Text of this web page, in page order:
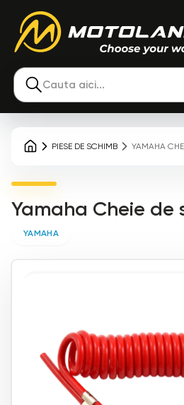
Cauta aici...
PIESE DE SCHIMB YAMAHA
Yamaha Cheie de
YAMAHA